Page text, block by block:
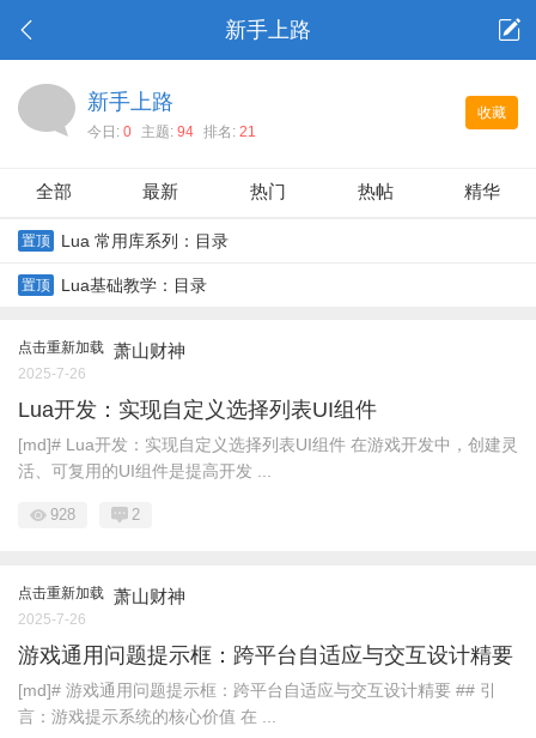
新手上路
收藏
新手上路
今日: 0 主题: 94 排名: 21
全部 最新 热门 热帖 精华
置顶 Lua 常用库系列：目录
置顶 Lua基础教学：目录
点击重新加载 萧山财神
2025-7-26
Lua开发：实现自定义选择列表UI组件
[md]# Lua开发：实现自定义选择列表UI组件 在游戏开发中，创建灵
活、可复用的UI组件是提高开发 ...
928 2
点击重新加载 萧山财神
2025-7-26
游戏通用问题提示框：跨平台自适应与交互设计精要
[md]# 游戏通用问题提示框：跨平台自适应与交互设计精要 ## 引
言：游戏提示系统的核心价值 在 ...